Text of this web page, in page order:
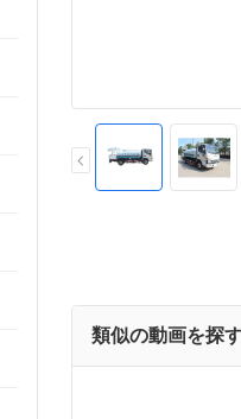
類似の動画を探